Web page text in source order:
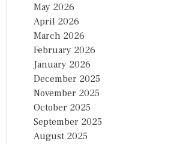
May 2026
April 2026
March 2026
February 2026
January 2026
December 2025
November 2025
October 2025
September 2025
August 2025